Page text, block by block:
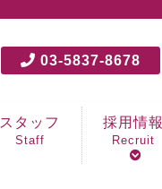
03-5837-8678
スタッフ
Staff
採用情報
Recruit